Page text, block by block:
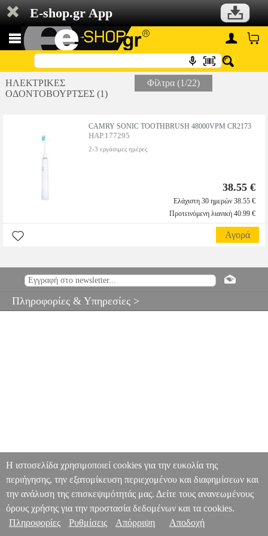
E-shop.gr App
ΗΛΕΚΤΡΙΚΕΣ
ΟΔΟΝΤΟΒΟΥΡΤΣΕΣ (1)
Φίλτρα (1/22)
CAMRY SONIC TOOTHBRUSH 48000VPM CR2173
HAP.177295
2-3 εργάσιμες ημέρες
38.55 €
Ελάχιστη 30 ημερών 38.55 €
Προτεινόμενη λιανική 40.99 €
Αγορά
Πληροφορίες & Υπηρεσίες >
Η ιστοσελίδα χρησιμοποιεί cookies για την ευκολία της
περιήγησης, την εξατομίκευση περιεχομένου και διαφημίσεων και
την ανάλυση της επισκεψιμότητάς μας. Δείτε τους ανανεωμένους
όρους χρήσης για την προστασία δεδομένων και τα cookies.
Πληροφορίες
Ρυθμίσεις Απόρριψη Αποδοχή